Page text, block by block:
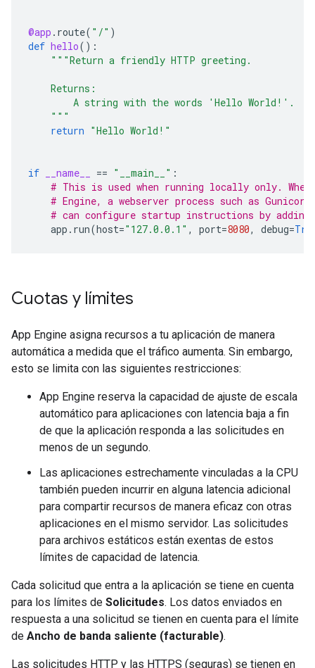
@app . route( "/" )
def hello():
"""Return a friendly HTTP greeting.
    Returns:
        A string with the words 'Hello World!'.
    """
return "Hello World!"
if __name__ == "__main__" :
# This is used when running locally only. When
# Engine, a webserver process such as
# can configure startup instructions by
app . run(host="127.0.0.1" , port=8080, debug=
Cuotas y límites
App Engine asigna recursos a tu aplicación de manera
automática a medida que el tráfico aumenta. Sin embargo,
esto se limita con las siguientes restricciones:
App Engine reserva la capacidad de ajuste de escala
automático para aplicaciones con latencia baja a fin
de que la aplicación responda a las solicitudes en
menos de un segundo.
Las aplicaciones estrechamente vinculadas a la CPU
también pueden incurrir en alguna latencia adicional
para compartir recursos de manera eficaz con otras
aplicaciones en el mismo servidor. Las solicitudes
para archivos estáticos están exentas de estos
límites de capacidad de latencia.
Cada solicitud que entra a la aplicación se tiene en cuenta
para los límites de Solicitudes. Los datos enviados en
respuesta a una solicitud se tienen en cuenta para el límite
de Ancho de banda saliente (facturable).
Las solicitudes HTTP y las HTTPS (seguras) se tienen en